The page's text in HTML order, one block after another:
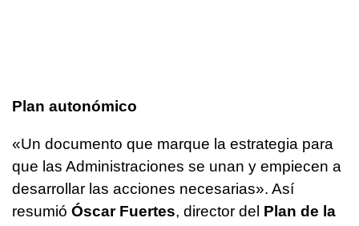
Plan autonómico
«Un documento que marque la estrategia para
que las Administraciones se unan y empiecen a
desarrollar las acciones necesarias». Así
resumió Óscar Fuertes, director del Plan de la